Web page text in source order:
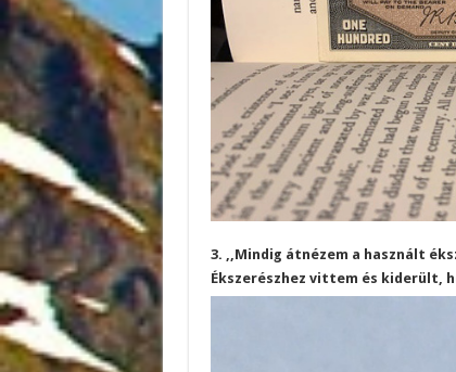
3. ,,Mindig átnézem a használt
Ékszerészhez vittem és kiderült,